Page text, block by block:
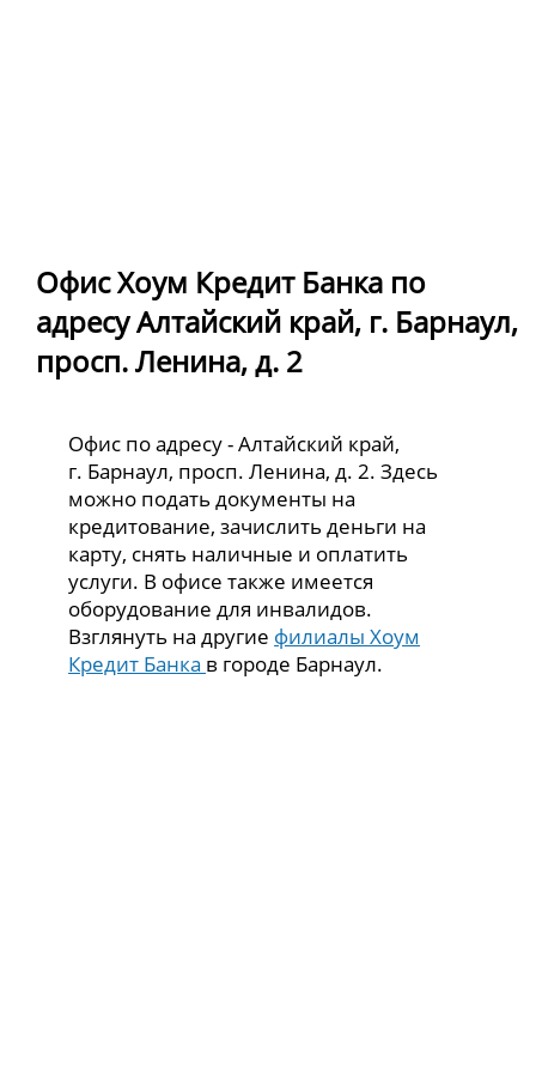
Офис Хоум Кредит Банка по
адресу Алтайский край, г. Барнаул,
просп. Ленина, д. 2
Офис по адресу - Алтайский край,
г. Барнаул, просп. Ленина, д. 2. Здесь
можно подать документы на
кредитование, зачислить деньги на
карту, снять наличные и оплатить
услуги. В офисе также имеется
оборудование для инвалидов.
Взглянуть на другие филиалы Хоум
Кредит Банка в городе Барнаул.